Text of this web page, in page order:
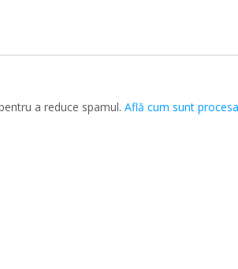
a reduce spamul. Află cum sunt